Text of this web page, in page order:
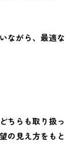
ながら、最適な
ちらも取り扱っ
の見え方をもと